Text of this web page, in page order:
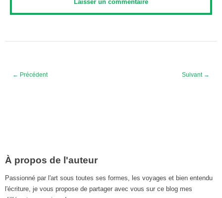
Suivant →
← Précédent
À propos de l'auteur
Passionné par l'art sous toutes ses formes, les voyages et bien entendu
l'écriture, je vous propose de partager avec vous sur ce blog mes